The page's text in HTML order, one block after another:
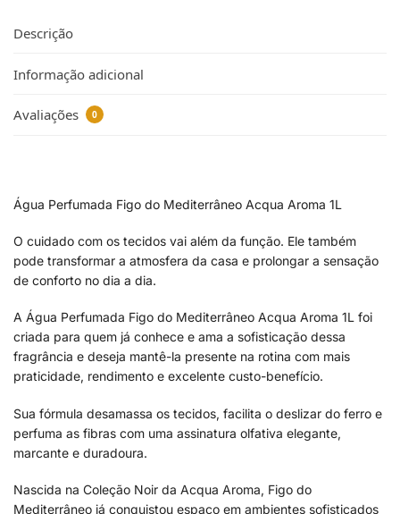
Descrição
Informação adicional
Avaliações 0
Água Perfumada Figo do Mediterrâneo Acqua Aroma 1L
O cuidado com os tecidos vai além da função. Ele também
pode transformar a atmosfera da casa e prolongar a sensação
de conforto no dia a dia.
A Água Perfumada Figo do Mediterrâneo Acqua Aroma 1L foi
criada para quem já conhece e ama a sofisticação dessa
fragrância e deseja mantê-la presente na rotina com mais
praticidade, rendimento e excelente custo-benefício.
Sua fórmula desamassa os tecidos, facilita o deslizar do ferro e
perfuma as fibras com uma assinatura olfativa elegante,
marcante e duradoura.
Nascida na Coleção Noir da Acqua Aroma, Figo do
Mediterrâneo já conquistou espaço em ambientes sofisticados